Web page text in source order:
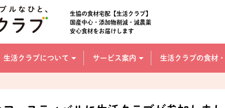
生協の食材宅配【生活クラブ】
国産中心・添加物削減・減農薬
安心食材をお届けします
生活クラブについて サービス案内 生活クラブの食材